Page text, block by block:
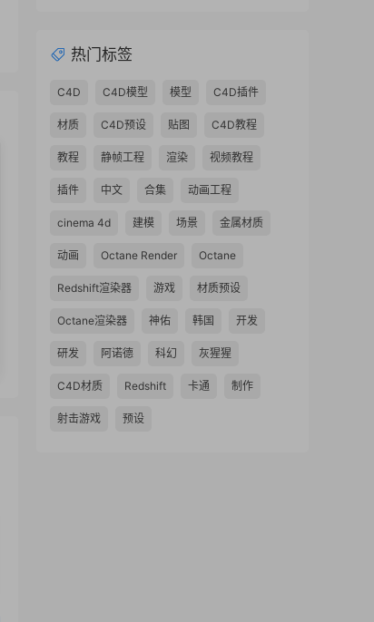
热门标签
C4D C4D模型 模型 C4D插件
材质 C4D预设 贴图 C4D教程
教程 静帧工程 渲染 视频教程
插件 中文 合集 动画工程
cinema 4d 建模 场景 金属材质
动画 Octane Render Octane
Redshift渲染器 游戏 材质预设
Octane渲染器 神佑 韩国 开发
研发 阿诺德 科幻 灰猩猩
C4D材质 Redshift 卡通 制作
射击游戏 预设